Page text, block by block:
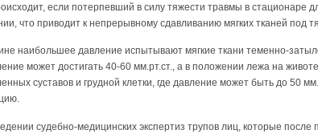
если потерпевший в силу тяжести травмы в стационаре
что приводит к непрерывному сдавливанию мягких тканей под
наибольшее давление испытывают мягкие ткани теменно-
может достигать 40-60 мм.рт.ст., а в положении лежа на
суставов и грудной клетки, где давление может быть до 50
судебно-медицинских экспертиз трупов лиц, которые